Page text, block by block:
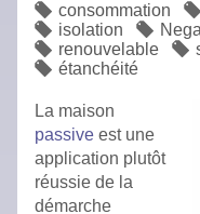
consommation
isolation
renouvelable
étanchéité
La maison
passive est une
application plutôt
réussie de la
démarche